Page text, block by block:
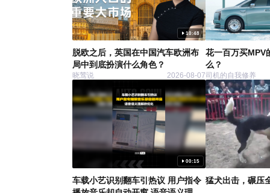
10:48
脱欧之后，英国在中国汽车欧洲布
局中到底扮演什么角色？
晓莺说 2026-08-07
花一百万买MPV
么？
司机的自我修养
00:15
车载小艺识别翻车引热议 用户指令 猛犬出击，碾压